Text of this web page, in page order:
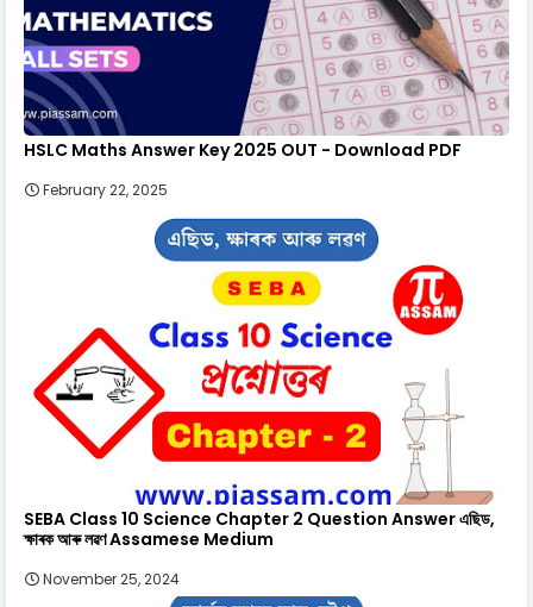
HSLC Maths Answer Key 2025 OUT - Download PDF
February 22, 2025
SEBA Class 10 Science Chapter 2 Question Answer এছিড,
ক্ষাৰক আৰু লৱণ Assamese Medium
November 25, 2024